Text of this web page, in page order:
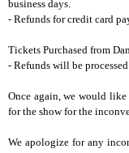
business days.
- Refunds for credit card
Tickets Purchased from
- Refunds will be
Once again, we would
for the show for the
We apologize for any